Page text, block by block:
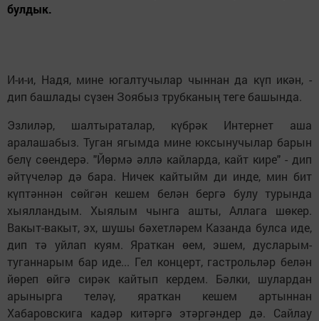
булдык.
И-и-и, Надя, мине югалтучылар чыннан да күп икән, -
дип башлады сүзен Зоябыз трубканың теге башында.
Эзлиләр, шалтыраталар, күбрәк Интернет аша
аралашабыз. Туган ягымда мине юксынучылар барын
белү сөендерә. "Йөрмә әллә кайларда, кайт кире" - дип
әйтүчеләр дә бара. Ничек кайтыйм ди инде, мин бит
күптәннән сөйгән кешем белән бергә булу турында
хыялландым. Хыялым чынга ашты, Аллага шөкер.
Вакыт-вакыт, эх, шушы бәхетләрем Казанда булса иде,
дип тә уйлап куям. Яраткан өем, эшем, дусларым-
туганнарым бар иде... Гел концерт, гастрольләр белән
йөреп өйгә сирәк кайтып кердем. Бәлки, шулардан
арынырга теләү, яраткан кешем артыннан
Хабаровскига кадәр китәргә этәргәндер дә. Сайлау